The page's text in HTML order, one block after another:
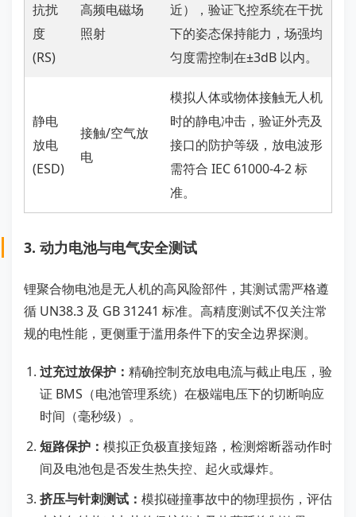
抗扰
度
(RS)
高频电磁场
照射
近），验证飞控系统在干扰
下的姿态保持能力，场强均
匀度需控制在±3dB 以内。
静电
放电
(ESD)
接触/空气放
电
模拟人体或物体接触无人机
时的静电冲击，验证外壳及
接口的防护等级，放电波形
需符合 IEC 61000-4-2 标
准。
3. 动力电池与电气安全测试
锂聚合物电池是无人机的高风险部件，其测试需严格遵
循 UN38.3 及 GB 31241 标准。高精度测试不仅关注常
规的电性能，更侧重于滥用条件下的安全边界探测。
过充过放保护： 精确控制充放电电流与截止电压，验
证 BMS（电池管理系统）在极端电压下的切断响应
时间（毫秒级）。
短路保护： 模拟正负极直接短路，检测熔断器动作时
间及电池包是否发生热失控、起火或爆炸。
挤压与针刺测试： 模拟碰撞事故中的物理损伤，评估